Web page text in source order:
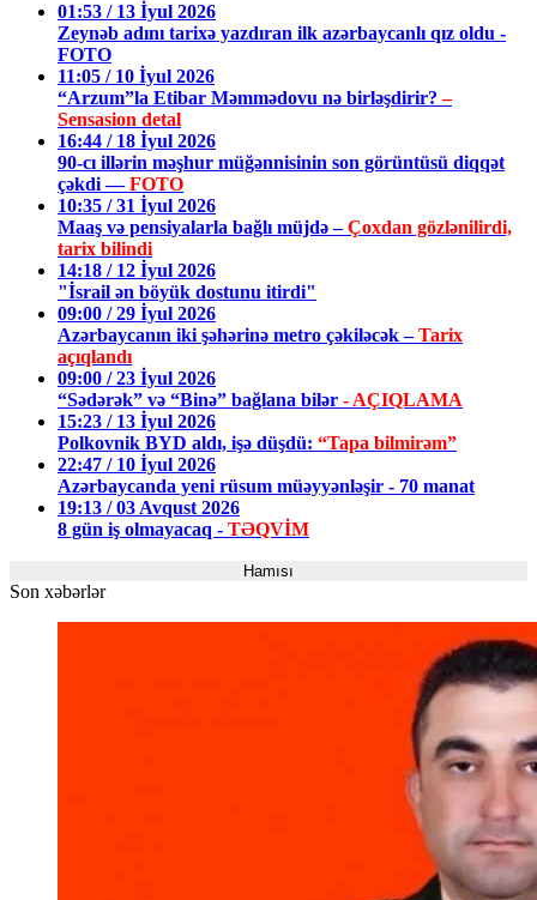
01:53 / 13 İyul 2026
Zeynəb adını tarixə yazdıran ilk azərbaycanlı qız oldu -
FOTO
11:05 / 10 İyul 2026
“Arzum”la Etibar Məmmədovu nə birləşdirir?–
Sensasion detal
16:44 / 18 İyul 2026
90-cı illərin məşhur müğənnisinin son görüntüsü diqqət
çəkdi —FOTO
10:35 / 31 İyul 2026
Maaş və pensiyalarla bağlı müjdə –Çoxdan gözlənilirdi,
tarix bilindi
14:18 / 12 İyul 2026
"İsrail ən böyük dostunu itirdi"
09:00 / 29 İyul 2026
Azərbaycanın iki şəhərinə metro çəkiləcək –Tarix
açıqlandı
09:00 / 23 İyul 2026
“Sədərək” və “Binə” bağlana bilər - AÇIQLAMA
15:23 / 13 İyul 2026
Polkovnik BYD aldı, işə düşdü: “Tapa bilmirəm”
22:47 / 10 İyul 2026
Azərbaycanda yeni rüsum müəyyənləşir - 70 manat
19:13 / 03 Avqust 2026
8 gün iş olmayacaq - TƏQVİM
Hamısı
Son xəbərlər